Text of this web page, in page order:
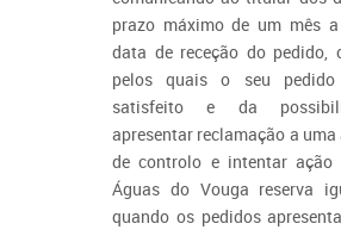
prazo máximo de um mês
data de receção do pedido,
pelos quais o seu
satisfeito e da
apresentar reclamação a
de controlo e intentar
Águas do Vouga reserva
quando os pedidos